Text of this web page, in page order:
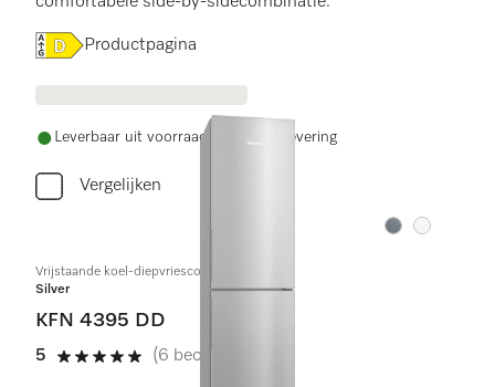
Online Label Flag, Energielabel
Productpagina
Leverbaar uit voorraad met gratis levering
Vergelijken
Kleur:Kleur:
Vrijstaande koel-diepvriescombinatie
Silver
KFN 4395 DD
5
5 sterren van de 5
(6 beoordelingen)